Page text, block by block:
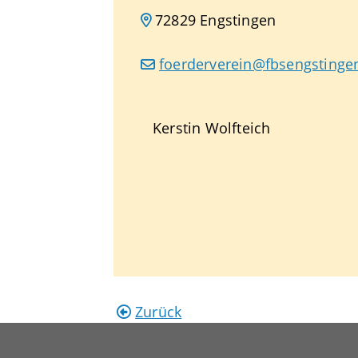
72829 Engstingen
Kerstin Wolfteich
Zurück